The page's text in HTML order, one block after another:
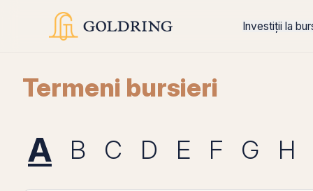
Investiții la
Termeni bursieri
A B C D E F G H